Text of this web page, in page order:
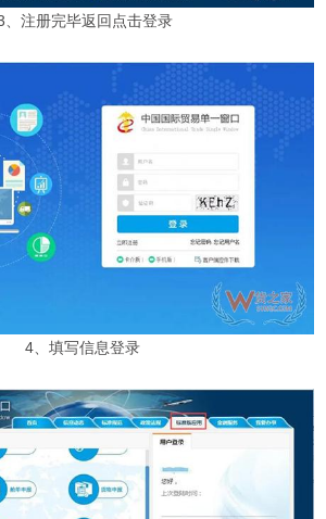
、注册完毕返回点击登录
4、填写信息登录